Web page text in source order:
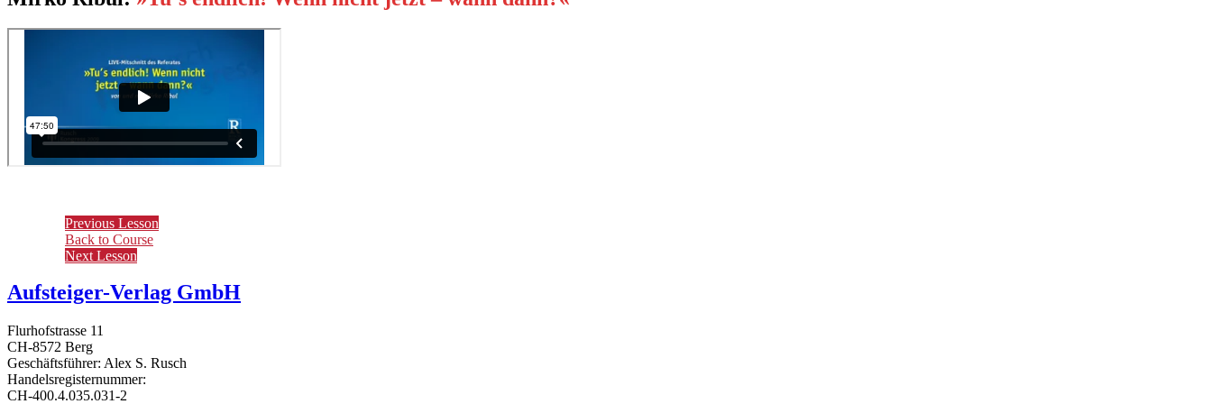
Previous Lesson
Back to Course
Next Lesson
Aufsteiger-Verlag GmbH
Flurhofstrasse 11
CH-8572 Berg
Geschäftsführer: Alex S. Rusch
Handelsregisternummer:
CH-400.4.035.031-2